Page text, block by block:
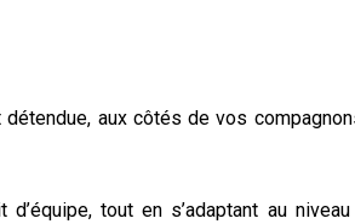
détendue, aux côtés de vos
tout en s’adaptant au